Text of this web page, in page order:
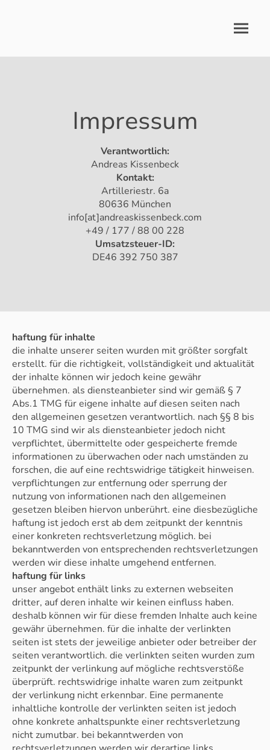
Impressum
Verantwortlich:
Andreas Kissenbeck
Kontakt:
Artilleriestr. 6a
80636 München
info[at]andreaskissenbeck.com
+49 / 177 / 88 00 228
Umsatzsteuer-ID:
DE46 392 750 387
haftung für inhalte
die inhalte unserer seiten wurden mit größter sorgfalt
erstellt. für die richtigkeit, vollständigkeit und aktualität
der inhalte können wir jedoch keine gewähr
übernehmen. als diensteanbieter sind wir gemäß § 7
Abs.1 TMG für eigene inhalte auf diesen seiten nach
den allgemeinen gesetzen verantwortlich. nach §§ 8 bis
10 TMG sind wir als diensteanbieter jedoch nicht
verpflichtet, übermittelte oder gespeicherte fremde
informationen zu überwachen oder nach umständen zu
forschen, die auf eine rechtswidrige tätigkeit hinweisen.
verpflichtungen zur entfernung oder sperrung der
nutzung von informationen nach den allgemeinen
gesetzen bleiben hiervon unberührt. eine diesbezügliche
haftung ist jedoch erst ab dem zeitpunkt der kenntnis
einer konkreten rechtsverletzung möglich. bei
bekanntwerden von entsprechenden rechtsverletzungen
werden wir diese inhalte umgehend entfernen.
haftung für links
unser angebot enthält links zu externen webseiten
dritter, auf deren inhalte wir keinen einfluss haben.
deshalb können wir für diese fremden Inhalte auch keine
gewähr übernehmen. für die inhalte der verlinkten
seiten ist stets der jeweilige anbieter oder betreiber der
seiten verantwortlich. die verlinkten seiten wurden zum
zeitpunkt der verlinkung auf mögliche rechtsverstöße
überprüft. rechtswidrige inhalte waren zum zeitpunkt
der verlinkung nicht erkennbar. Eine permanente
inhaltliche kontrolle der verlinkten seiten ist jedoch
ohne konkrete anhaltspunkte einer rechtsverletzung
nicht zumutbar. bei bekanntwerden von